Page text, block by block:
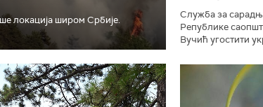
локација широм Србије.
Служба за
Републике
Вучић угостити